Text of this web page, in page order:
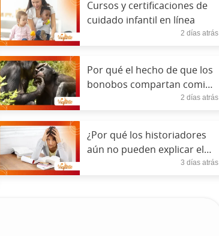
Cursos y certificaciones de
cuidado infantil en línea
2 días atrás
Por qué el hecho de que los
bonobos compartan comida
revela un comportamiento
2 días atrás
¿Por qué los historiadores
aún no pueden explicar el
mecanismo de Anticitera?
3 días atrás